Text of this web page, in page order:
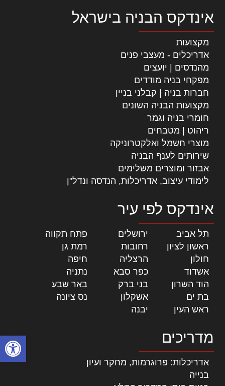
פתח
אינדקס הבניה בישראל
מקצועות
אדריכלים - מעצבי פנים
מהנדסים | יועצים
מפקחי בניה מודדים
חברות בניה | קבלני בניין
מקצועות הבניה השונים
חומרי בניה וגמר
ריהוט | מטבחים
מוצרי חשמל ואלקטרוניקה
שירותים לענף הבניה
אבזור ומוצרים משלימים
לימודי עיצוב, אדריכלות, הנדסה ונדל"ן
אינדקס לפי עיר
תל אביב ירושלים פתח תקווה
ראשון לציון
רחובות רמת גן
חולון
הרצליה חיפה
אשדוד
כפר סבא נתניה
הוד השרון
בני ברק באר שבע
בת ים
אשקלון נס ציונה
ראש העין
יבנה
מדריכים
אדריכלות: פרוגרמות, מחקר ועיון
בנייה